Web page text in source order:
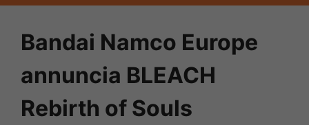
Bandai Namco Europe
annuncia BLEACH
Rebirth of Souls